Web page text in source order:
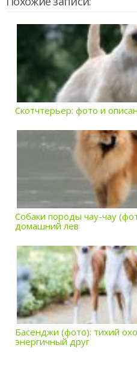
Скотчтерьер: фото и
Собаки породы чау-чау
домашний лев
Басенджи (фото): тихий
энергичный друг